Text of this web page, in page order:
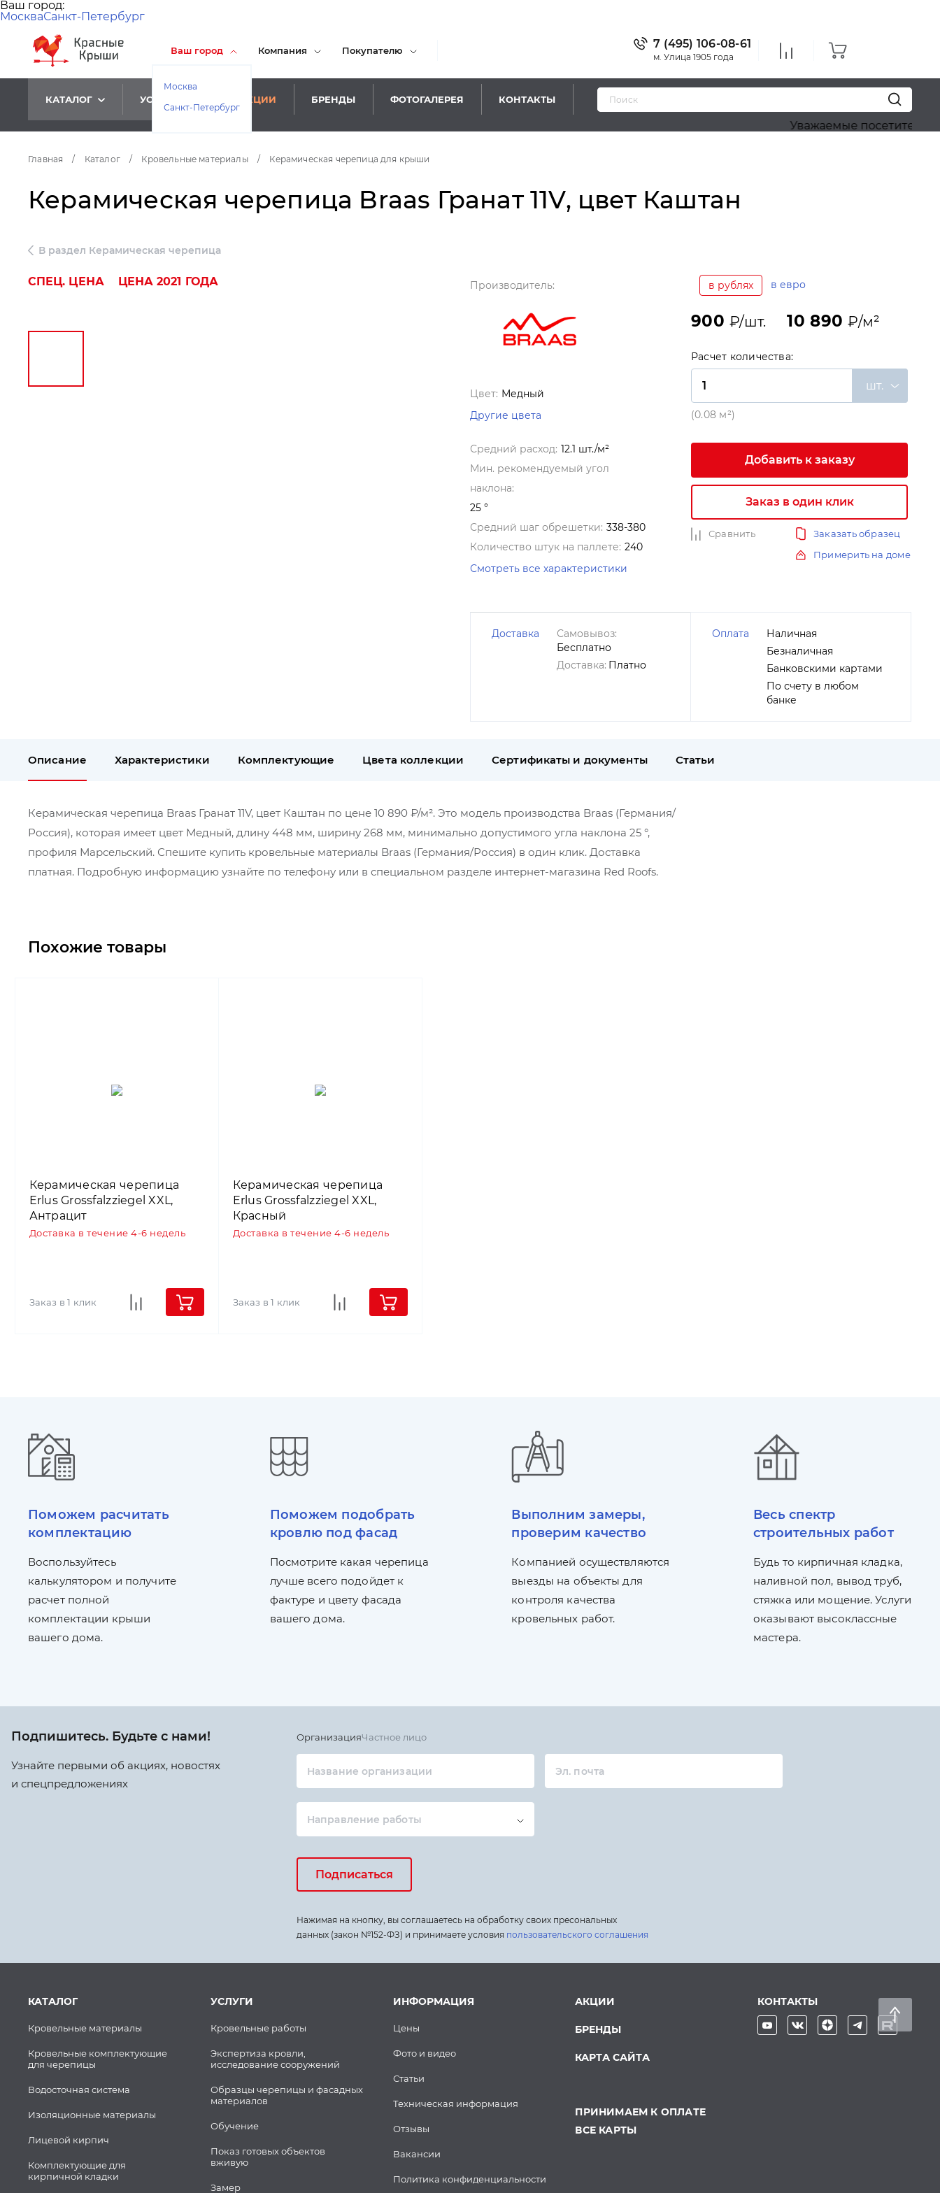
Ваш город:
МоскваСанкт-Петербург
Ваш город
Москва
Санкт-Петербург
Компания Покупателю
7 (495) 106-08-61
м. Улица 1905 года
КАТАЛОГ УСЛУГИ АКЦИИ БРЕНДЫ ФОТОГАЛЕРЕЯ КОНТАКТЫ
Уважаемые посетители!
Главная / Каталог / Кровельные материалы / Керамическая черепица для крыши
Керамическая черепица Braas Гранат 11V, цвет Каштан
В раздел Керамическая черепица
СПЕЦ. ЦЕНА ЦЕНА 2021 ГОДА Производитель:
Цвет: Медный
Другие цвета
Средний расход: 12.1 шт./м²
Мин. рекомендуемый угол
наклона:
25 °
Средний шаг обрешетки: 338-380
Количество штук на паллете: 240
Смотреть все характеристики
в рублях в евро
900₽/шт. 10 890₽/м²
Расчет количества:
шт.
(0.08 м²)
Добавить к заказу
Заказ в один клик
Сравнить
Заказать образец
Примерить на доме
Доставка
Самовывоз:
Бесплатно
Доставка: Платно
Оплата
Наличная
Безналичная
Банковскими картами
По счету в любом
банке
Описание Характеристики Комплектующие Цвета коллекции Сертификаты и документы Статьи
Керамическая черепица Braas Гранат 11V, цвет Каштан по цене 10 890 ₽/м². Это модель производства Braas (Германия/
Россия), которая имеет цвет Медный, длину 448 мм, ширину 268 мм, минимально допустимого угла наклона 25 °,
профиля Марсельский. Спешите купить кровельные материалы Braas (Германия/Россия) в один клик. Доставка
платная. Подробную информацию узнайте по телефону или в специальном разделе интернет-магазина Red Roofs.
Похожие товары
Керамическая черепица
Erlus Grossfalzziegel XXL,
Антрацит
Доставка в течение 4-6 недель
Заказ в 1 клик
Керамическая черепица
Erlus Grossfalzziegel XXL,
Красный
Доставка в течение 4-6 недель
Заказ в 1 клик
Поможем расчитать
комплектацию
Воспользуйтесь
калькулятором и получите
расчет полной
комплектации крыши
вашего дома.
Поможем подобрать
кровлю под фасад
Посмотрите какая черепица
лучше всего подойдет к
фактуре и цвету фасада
вашего дома.
Выполним замеры,
проверим качество
Компанией осуществляются
выезды на объекты для
контроля качества
кровельных работ.
Весь спектр
строительных работ
Будь то кирпичная кладка,
наливной пол, вывод труб,
стяжка или мощение. Услуги
оказывают высоклассные
мастера.
Подпишитесь. Будьте с нами!
Узнайте первыми об акциях, новостях
и спецпредложениях
ОрганизацияЧастное лицо
Название организации Эл. почта
Направление работы
Подписаться
Нажимая на кнопку, вы соглашаетесь на обработку своих пресональных
данных (закон №152-ФЗ) и принимаете условия пользовательского соглашения
КАТАЛОГ
Кровельные материалы
Кровельные комплектующие
для черепицы
Водосточная система
Изоляционные материалы
Лицевой кирпич
Комплектующие для
кирпичной кладки
УСЛУГИ
Кровельные работы
Экспертиза кровли,
исследование сооружений
Образцы черепицы и фасадных
материалов
Обучение
Показ готовых объектов
вживую
Замер
ИНФОРМАЦИЯ
Цены
Фото и видео
Статьи
Техническая информация
Отзывы
Вакансии
Политика конфиденциальности
АКЦИИ
БРЕНДЫ
КАРТА САЙТА
ПРИНИМАЕМ К ОПЛАТЕ
ВСЕ КАРТЫ
КОНТАКТЫ